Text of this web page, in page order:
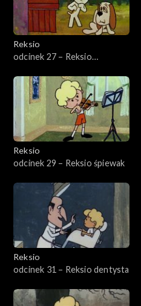
Reksio
odcinek 27 – Reksio
Reksio
odcinek 29 – Reksio śpiewak
Reksio
odcinek 31 – Reksio dentysta